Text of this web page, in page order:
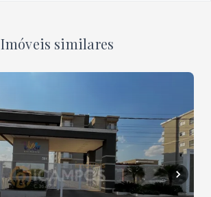
Imóveis similares